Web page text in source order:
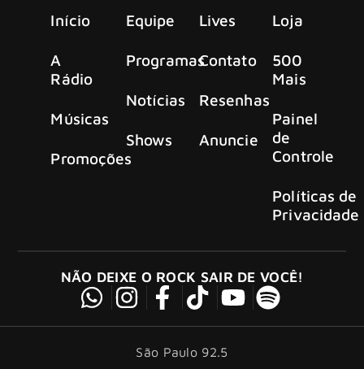
Início
A
Rádio
Músicas
Promoções
Equipe
Programas
Notícias
Shows
Lives
Contato
Resenhas
Anuncie
Loja
500
Mais
Painel
de
Controle
Políticas de
Privacidade
NÃO DEIXE O ROCK SAIR DE VOCÊ!
São Paulo 92.5